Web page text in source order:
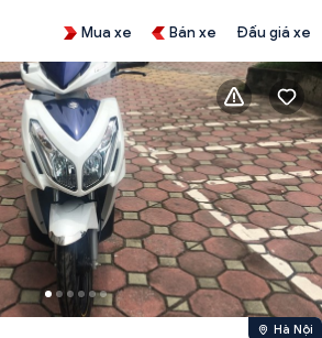
Mua xe Bán xe Đấu giá xe
Hà Nội